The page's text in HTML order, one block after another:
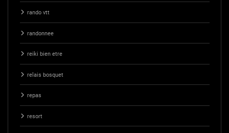
rando vtt
randonnee
reiki bien etre
relais bosquet
repas
resort